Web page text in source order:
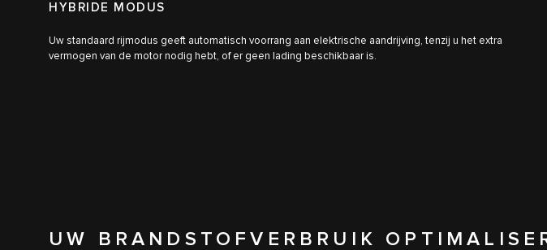
HYBRIDE MODUS
Uw standaard rijmodus geeft automatisch voorrang aan elektrische aandrijving, tenzij u het extra
vermogen van de motor nodig hebt, of er geen lading beschikbaar is.
UW BRANDSTOFVERBRUIK